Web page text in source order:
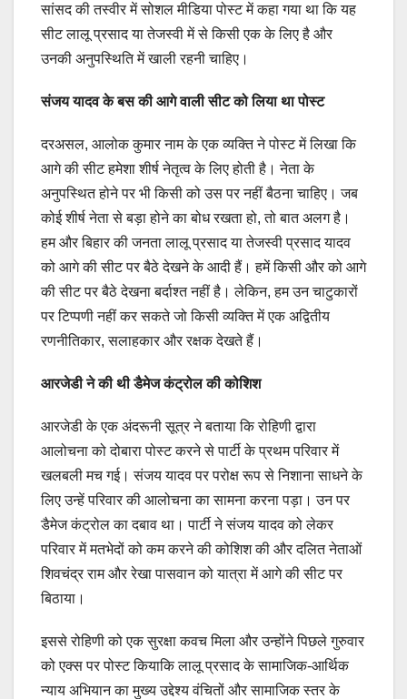
सांसद की तस्वीर में सोशल मीडिया पोस्ट में कहा गया था कि यह
सीट लालू प्रसाद या तेजस्वी में से किसी एक के लिए है और
उनकी अनुपस्थिति में खाली रहनी चाहिए।
संजय यादव के बस की आगे वाली सीट को लिया था पोस्ट
दरअसल, आलोक कुमार नाम के एक व्यक्ति ने पोस्ट में लिखा कि
आगे की सीट हमेशा शीर्ष नेतृत्व के लिए होती है। नेता के
अनुपस्थित होने पर भी किसी को उस पर नहीं बैठना चाहिए। जब ​​
कोई शीर्ष नेता से बड़ा होने का बोध रखता हो, तो बात अलग है।
हम और बिहार की जनता लालू प्रसाद या तेजस्वी प्रसाद यादव
को आगे की सीट पर बैठे देखने के आदी हैं। हमें किसी और को आगे
की सीट पर बैठे देखना बर्दाश्त नहीं है। लेकिन, हम उन चाटुकारों
पर टिप्पणी नहीं कर सकते जो किसी व्यक्ति में एक अद्वितीय
रणनीतिकार, सलाहकार और रक्षक देखते हैं।
आरजेडी ने की थी डैमेज कंट्रोल की कोशिश
आरजेडी के एक अंदरूनी सूत्र ने बताया कि रोहिणी द्वारा
आलोचना को दोबारा पोस्ट करने से पार्टी के प्रथम परिवार में
खलबली मच गई। संजय यादव पर परोक्ष रूप से निशाना साधने के
लिए उन्हें परिवार की आलोचना का सामना करना पड़ा। उन पर
डैमेज कंट्रोल का दबाव था। पार्टी ने संजय यादव को लेकर
परिवार में मतभेदों को कम करने की कोशिश की और दलित नेताओं
शिवचंद्र राम और रेखा पासवान को यात्रा में आगे की सीट पर
बिठाया।
इससे रोहिणी को एक सुरक्षा कवच मिला और उन्होंने पिछले गुरुवार
को एक्स पर पोस्ट कियाकि लालू प्रसाद के सामाजिक-आर्थिक
न्याय अभियान का मुख्य उद्देश्य वंचितों और सामाजिक स्तर के